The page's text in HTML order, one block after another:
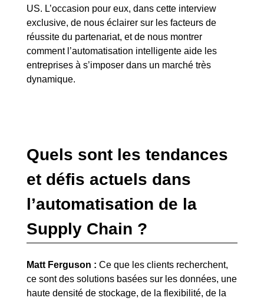
US. L’occasion pour eux, dans cette interview
exclusive, de nous éclairer sur les facteurs de
réussite du partenariat, et de nous montrer
comment l’automatisation intelligente aide les
entreprises à s’imposer dans un marché très
dynamique.
Quels sont les tendances
et défis actuels dans
l’automatisation de la
Supply Chain ?
Matt Ferguson : Ce que les clients recherchent,
ce sont des solutions basées sur les données, une
haute densité de stockage, de la flexibilité, de la